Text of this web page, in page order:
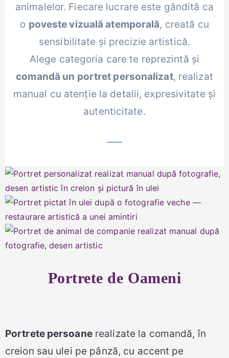
animalelor. Fiecare lucrare este gândită ca
o poveste vizuală atemporală, creată cu
sensibilitate și precizie artistică.
Alege categoria care te reprezintă și
comandă un portret personalizat, realizat
manual cu atenție la detalii, expresivitate și
autenticitate.
Portrete de Oameni
Portrete persoanerealizate la comandă, în
creion sau ulei pe pânză, cu accent pe